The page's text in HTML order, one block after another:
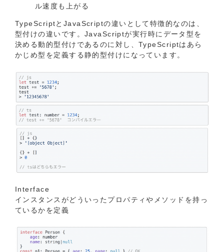
ル速度も上がる
TypeScriptとJavaScriptの違いとして特徴的なのは、
型付けの違いです。JavaScriptが実行時にデータ型を
決める動的型付けであるのに対し、TypeScriptはあら
かじめ型を定義する静的型付けになっています。
Interface
インスタンスがどういったプロパティやメソッドを持っ
ているかを定義